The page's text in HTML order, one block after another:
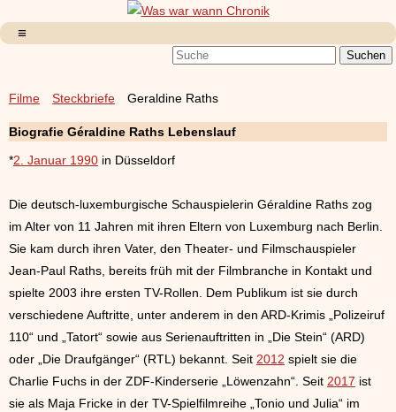
Filme Steckbriefe Geraldine Raths
Biografie Géraldine Raths Lebenslauf
*2. Januar 1990 in Düsseldorf
Die deutsch-luxemburgische Schauspielerin Géraldine Raths zog
im Alter von 11 Jahren mit ihren Eltern von Luxemburg nach Berlin.
Sie kam durch ihren Vater, den Theater- und Filmschauspieler
Jean-Paul Raths, bereits früh mit der Filmbranche in Kontakt und
spielte 2003 ihre ersten TV-Rollen. Dem Publikum ist sie durch
verschiedene Auftritte, unter anderem in den ARD-Krimis „Polizeiruf
110“ und „Tatort“ sowie aus Serienauftritten in „Die Stein“ (ARD)
oder „Die Draufgänger“ (RTL) bekannt. Seit 2012 spielt sie die
Charlie Fuchs in der ZDF-Kinderserie „Löwenzahn“. Seit 2017 ist
sie als Maja Fricke in der TV-Spielfilmreihe „Tonio und Julia“ im